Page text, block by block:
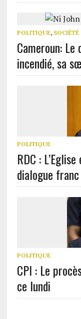
POLITIQUE, SOCIÉTÉ
Cameroun:
incendié, sa
POLITIQUE
RDC :
dialogue franc
POLITIQUE
CPI : Le
ce lundi